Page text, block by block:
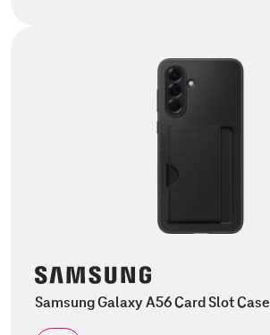
Samsung Galaxy A56 Card Slot Case